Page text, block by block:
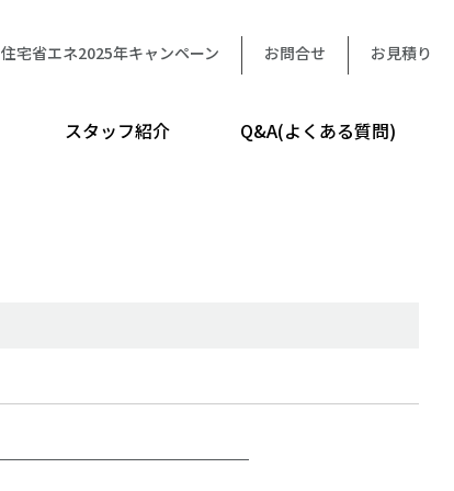
住宅省エネ2025年キャンペーン お問合せ お見積り
スタッフ紹介 Q&A(よくある質問)